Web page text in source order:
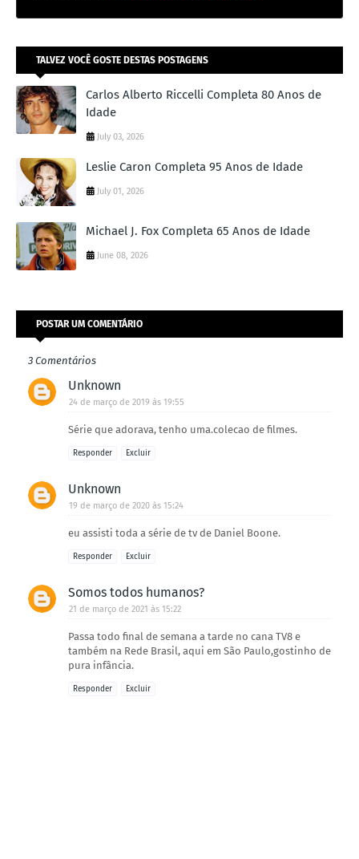
TALVEZ VOCÊ GOSTE DESTAS POSTAGENS
Carlos Alberto Riccelli Completa 80 Anos de
Idade
July 03, 2026
Leslie Caron Completa 95 Anos de Idade
July 01, 2026
Michael J. Fox Completa 65 Anos de Idade
June 08, 2026
POSTAR UM COMENTÁRIO
3 Comentários
Unknown
24 de março de 2019 às 19:55
Série que adorava, tenho uma.colecao de filmes.
Responder Excluir
Unknown
19 de março de 2020 às 15:24
eu assisti toda a série de tv de Daniel Boone.
Responder Excluir
Somos todos humanos?
21 de março de 2021 às 15:22
Passa todo final de semana a tarde no cana TV8 e
também na Rede Brasil, aqui em São Paulo,gostinho de
pura infância.
Responder Excluir